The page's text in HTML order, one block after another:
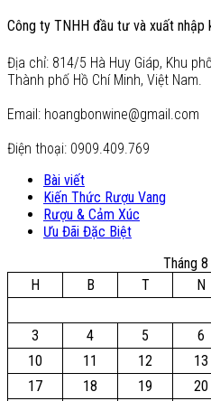
Công ty TNHH đầu tư và xuất nhập
Địa chỉ: 814/5 Hà Huy Giáp, Khu
Thành phố Hồ Chí Minh, Việt Nam.
Email: hoangbonwine@gmail.com
Điện thoại: 0909.409.769
Bài viết
Kiến Thức Rượu Vang
Rượu & Cảm Xúc
Ưu Đãi Đặc Biệt
Tháng
H
B T N
3
4 5 6
10
11 12 13
17
18 19 20